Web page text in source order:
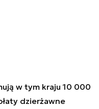
w tym kraju 10 000
dzierżawne